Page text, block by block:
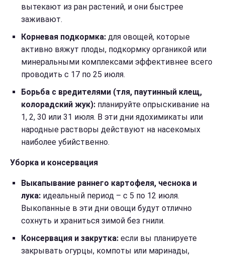
вытекают из ран растений, и они быстрее
заживают.
Корневая подкормка: для овощей, которые
активно вяжут плоды, подкормку органикой или
минеральными комплексами эффективнее всего
проводить с 17 по 25 июля.
Борьба с вредителями (тля, паутинный клещ,
колорадский жук): планируйте опрыскивание на
1, 2, 30 или 31 июля. В эти дни ядохимикаты или
народные растворы действуют на насекомых
наиболее убийственно.
Уборка и консервация
Выкапывание раннего картофеля, чеснока и
лука: идеальный период – с 5 по 12 июля.
Выкопанные в эти дни овощи будут отлично
сохнуть и храниться зимой без гнили.
Консервация и закрутка: если вы планируете
закрывать огурцы, компоты или маринады,